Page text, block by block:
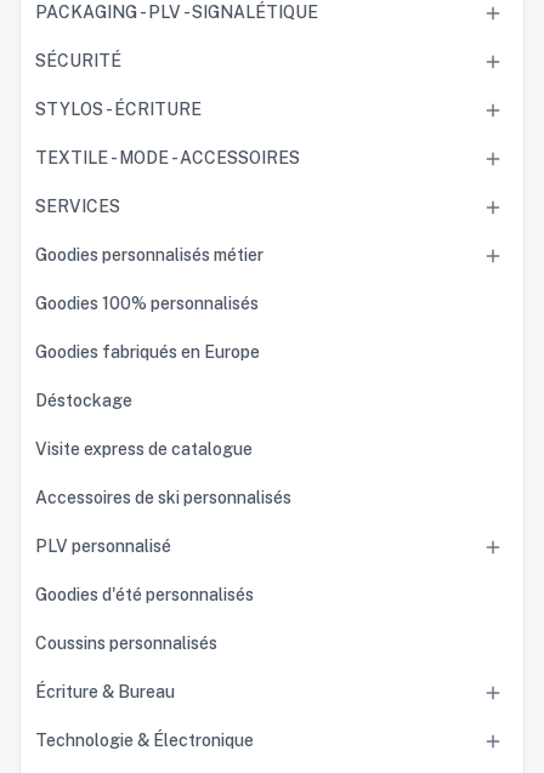
PACKAGING - PLV - SIGNALÉTIQUE 
SÉCURITÉ 
STYLOS - ÉCRITURE 
TEXTILE - MODE - ACCESSOIRES 
SERVICES 
Goodies personnalisés métier 
Goodies 100% personnalisés
Goodies fabriqués en Europe
Déstockage
Visite express de catalogue
Accessoires de ski personnalisés
PLV personnalisé 
Goodies d'été personnalisés
Coussins personnalisés
Écriture & Bureau 
Technologie & Électronique 